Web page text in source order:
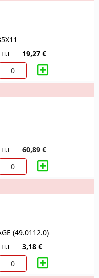
19,27 €
60,89 €
(49.0112.0)
3,18 €